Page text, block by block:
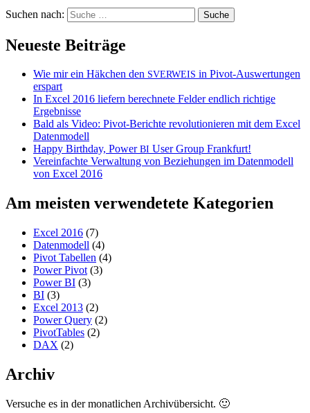
Suchen nach:
Neueste Beiträge
Wie mir ein Häkchen den SVERWEIS in Pivot-Auswertungen
erspart
In Excel 2016 liefern berechnete Felder endlich richtige
Ergebnisse
Bald als Video: Pivot-Berichte revolutionieren mit dem Excel
Datenmodell
Happy Birthday, PowerBI User Group Frankfurt!
Vereinfachte Verwaltung von Beziehungen im Datenmodell
von Excel 2016
Am meisten verwendetete Kategorien
Excel 2016 (7)
Datenmodell (4)
Pivot Tabellen (4)
Power Pivot (3)
Power BI (3)
BI (3)
Excel 2013 (2)
Power Query (2)
PivotTables (2)
DAX (2)
Archiv
Versuche es in der monatlichen Archivübersicht. 🙂